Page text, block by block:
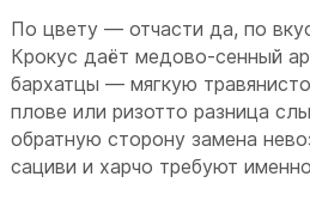
По цвету — отчасти да, по
Крокус даёт медово-сенный
бархатцы — мягкую
плове или ризотто разница
обратную сторону замена
сациви и харчо требуют